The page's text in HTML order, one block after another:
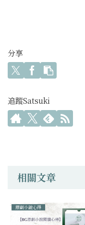
分享
追蹤Satsuki
相關文章
原創小說心得